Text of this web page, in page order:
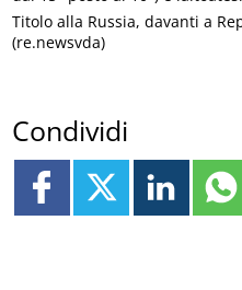
Titolo alla Russia, davanti a
(re.newsvda)
Condividi